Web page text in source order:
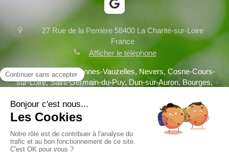
27 Rue de la Perrière 58400 La Charité-sur-Loire
France
Afficher le téléphone
Fourchambault, Varennes-Vauzelles, Nevers, Cosne-Cours-
sur-Loire, Saint-Germain-du-Puy, Dun-sur-Auron, Bourges,
Mentions légales